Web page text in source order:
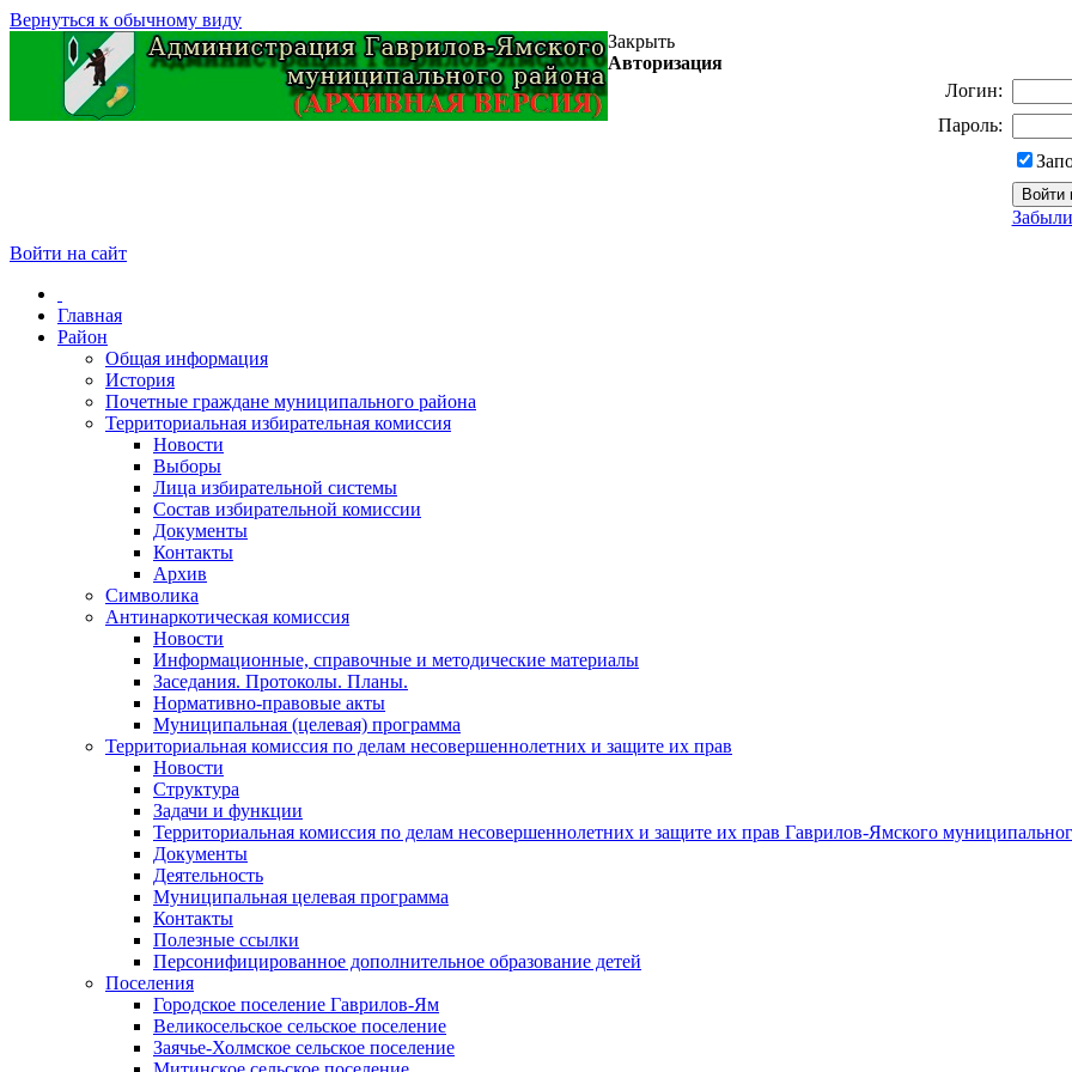
Вернуться к обычному виду
Закрыть
Авторизация
Логин:
Пароль:
Войти на сайт
Главная
Район
Общая информация
История
Почетные граждане муниципального района
Территориальная избирательная комиссия
Новости
Выборы
Лица избирательной системы
Состав избирательной комиссии
Документы
Контакты
Архив
Символика
Антинаркотическая комиссия
Новости
Информационные, справочные и методические материалы
Заседания. Протоколы. Планы.
Нормативно-правовые акты
Муниципальная (целевая) программа
Территориальная комиссия по делам несовершеннолетних и защите их прав
Новости
Структура
Задачи и функции
Территориальная комиссия по делам несовершеннолетних и защите их прав Гаврилов-Ямского
Документы
Деятельность
Муниципальная целевая программа
Контакты
Полезные ссылки
Персонифицированное дополнительное образование детей
Поселения
Городское поселение Гаврилов-Ям
Великосельское сельское поселение
Заячье-Холмское сельское поселение